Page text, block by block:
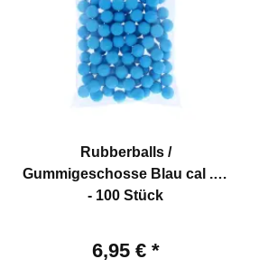
Rubberballs /
Gummigeschosse Blau cal .50
- 100 Stück
6,95 € *